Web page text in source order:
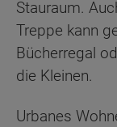
Stauraum.
Treppe kann
Bücherregal
die Kleinen.
Urbanes